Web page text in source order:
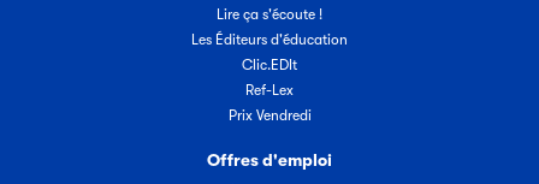
Lire ça s'écoute !
Les Éditeurs d'éducation
Clic.EDIt
Ref-Lex
Prix Vendredi
Offres d'emploi